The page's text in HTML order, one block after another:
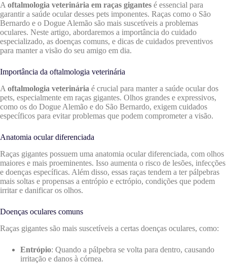
A oftalmologia veterinária em raças gigantes é essencial para
garantir a saúde ocular desses pets imponentes. Raças como o São
Bernardo e o Dogue Alemão são mais suscetíveis a problemas
oculares. Neste artigo, abordaremos a importância do cuidado
especializado, as doenças comuns, e dicas de cuidados preventivos
para manter a visão do seu amigo em dia.
Importância da oftalmologia veterinária
A oftalmologia veterinária é crucial para manter a saúde ocular dos
pets, especialmente em raças gigantes. Olhos grandes e expressivos,
como os do Dogue Alemão e do São Bernardo, exigem cuidados
específicos para evitar problemas que podem comprometer a visão.
Anatomia ocular diferenciada
Raças gigantes possuem uma anatomia ocular diferenciada, com olhos
maiores e mais proeminentes. Isso aumenta o risco de lesões, infecções
e doenças específicas. Além disso, essas raças tendem a ter pálpebras
mais soltas e propensas a entrópio e ectrópio, condições que podem
irritar e danificar os olhos.
Doenças oculares comuns
Raças gigantes são mais suscetíveis a certas doenças oculares, como:
Entrópio: Quando a pálpebra se volta para dentro, causando
irritação e danos à córnea.